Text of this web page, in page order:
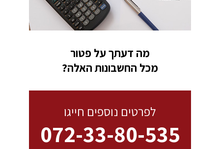
מה דעתך על פטור
מכל החשבונות האלה?
לפרטים נוספים חייגו
072-33-80-535